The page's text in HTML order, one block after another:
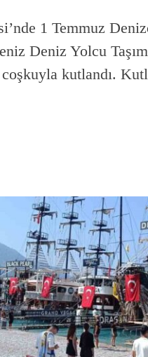
1 Temmuz
Deniz Yolcu
kutlandı.